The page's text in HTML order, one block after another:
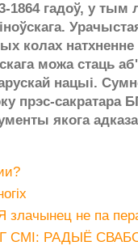
1864 гадоў, у тым
колах
можа стаць
нацыі.
прэс-сакратара
якога
злачынец не па
СМІ: РАДЫЁ